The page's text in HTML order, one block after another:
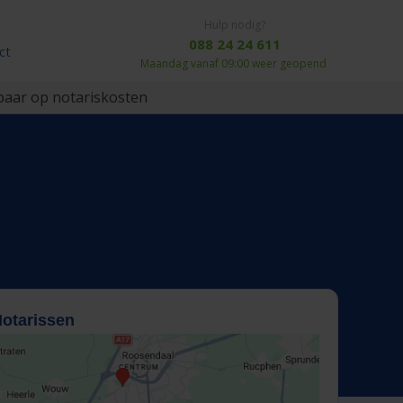
088 24 24 611
Maandag vanaf 09:00 weer geopend
op notariskosten